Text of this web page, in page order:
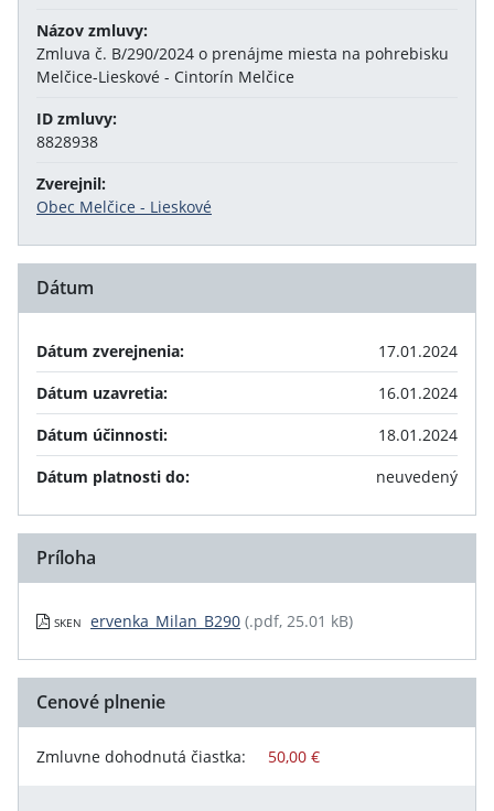
Názov zmluvy:
Zmluva č. B/290/2024 o prenájme miesta na pohrebisku
Melčice-Lieskové - Cintorín Melčice
ID zmluvy:
8828938
Zverejnil:
Obec Melčice - Lieskové
Dátum
Dátum zverejnenia:
17.01.2024
Dátum uzavretia:
16.01.2024
Dátum účinnosti:
18.01.2024
Dátum platnosti do:
neuvedený
Príloha
SKEN ervenka_Milan_B290 (.pdf, 25.01 kB)
Cenové plnenie
Zmluvne dohodnutá čiastka: 50,00 €